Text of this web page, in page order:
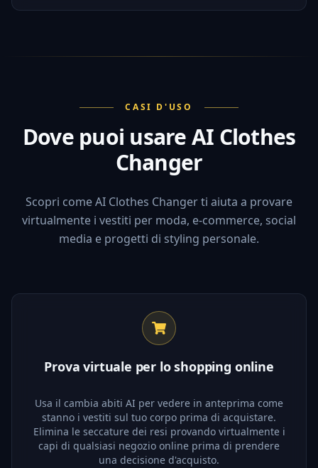
CASI D'USO
Dove puoi usare AI Clothes
Changer
Scopri come AI Clothes Changer ti aiuta a provare
virtualmente i vestiti per moda, e-commerce, social
media e progetti di styling personale.
Prova virtuale per lo shopping online
Usa il cambia abiti AI per vedere in anteprima come
stanno i vestiti sul tuo corpo prima di acquistare.
Elimina le seccature dei resi provando virtualmente i
capi di qualsiasi negozio online prima di prendere
una decisione d'acquisto.